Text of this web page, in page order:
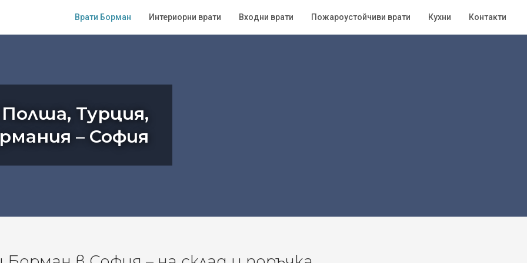
Врати Борман Интериорни врати Входни врати Пожароустойчиви врати Кухни Контакти
Турция,
– София